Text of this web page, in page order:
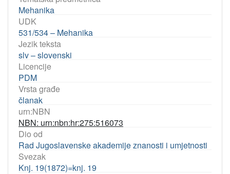
Mehanika
UDK
531/534 – Mehanika
Jezik teksta
slv – slovenski
Licencije
PDM
Vrsta građe
članak
urn:NBN
NBN: urn:nbn:hr:275:516073
Dio od
Rad Jugoslavenske akademije znanosti i umjetnosti
Svezak
Knj. 19(1872)=knj. 19